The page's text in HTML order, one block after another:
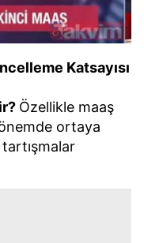
Katsayısı
Özellikle maaş
ortaya